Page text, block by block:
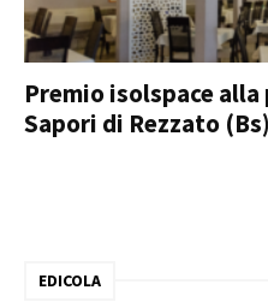
Premio isolspace alla
Sapori di Rezzato (Bs)
EDICOLA